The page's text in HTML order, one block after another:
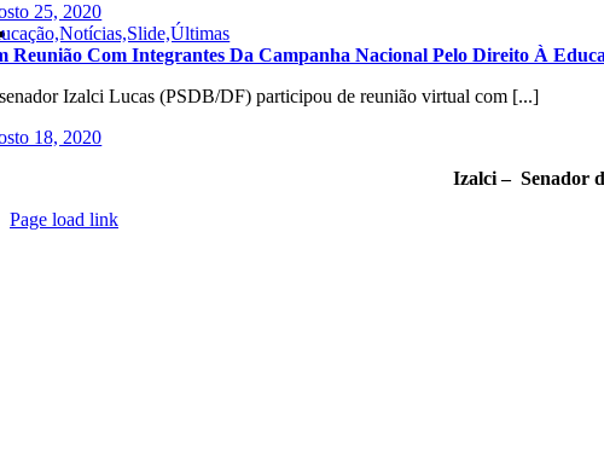
25, 2020
Reunião Com Integrantes Da Campanha Nacional Pelo Direito À
Izalci Lucas (PSDB/DF) participou de reunião virtual com [...]
18, 2020
Izalci – Senador
Page load link